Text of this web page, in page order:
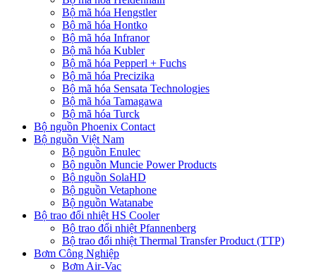
Bộ mã hóa Hengstler
Bộ mã hóa Hontko
Bộ mã hóa Infranor
Bộ mã hóa Kubler
Bộ mã hóa Pepperl + Fuchs
Bộ mã hóa Precizika
Bộ mã hóa Sensata Technologies
Bộ mã hóa Tamagawa
Bộ mã hóa Turck
Bộ nguồn Phoenix Contact
Bộ nguồn Việt Nam
Bộ nguồn Enulec
Bộ nguồn Muncie Power Products
Bộ nguồn SolaHD
Bộ nguồn Vetaphone
Bộ nguồn Watanabe
Bộ trao đổi nhiệt HS Cooler
Bộ trao đổi nhiệt Pfannenberg
Bộ trao đổi nhiệt Thermal Transfer Product (TTP)
Bơm Công Nghiệp
Bơm Air-Vac